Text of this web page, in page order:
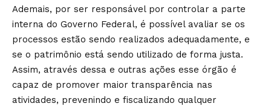
Ademais, por ser responsável por controlar a parte
interna do Governo Federal, é possível avaliar se os
processos estão sendo realizados adequadamente, e
se o patrimônio está sendo utilizado de forma justa.
Assim, através dessa e outras ações esse órgão é
capaz de promover maior transparência nas
atividades, prevenindo e fiscalizando qualquer